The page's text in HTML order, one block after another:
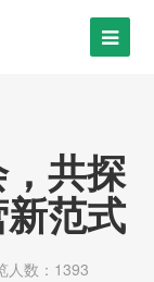
共探
范式
人数：1393